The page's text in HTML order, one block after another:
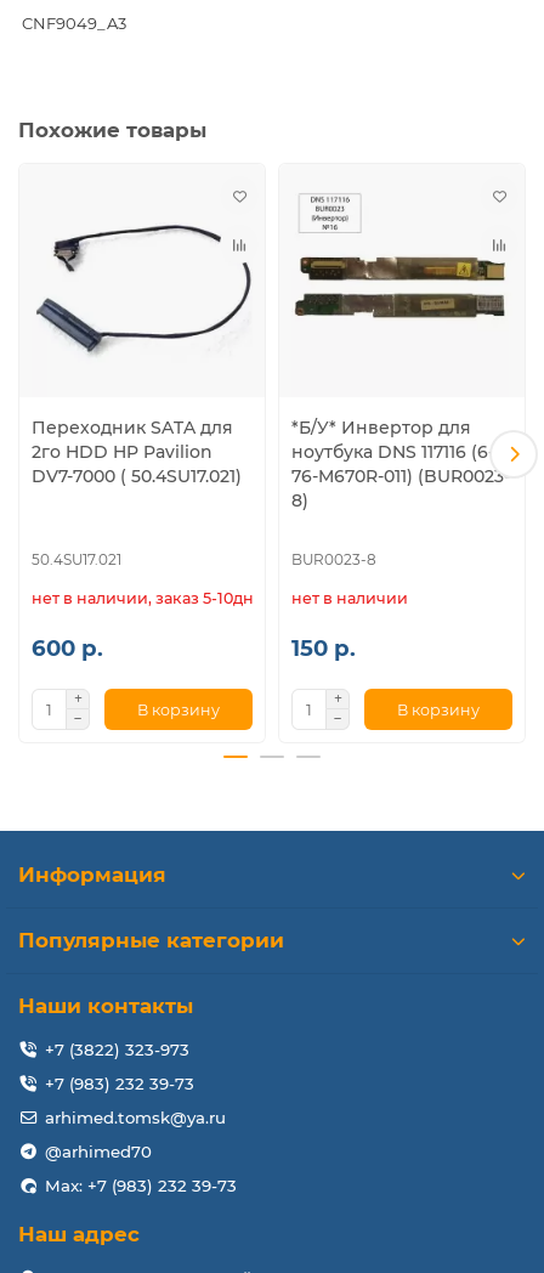
CNF9049_A3
Похожие товары
Переходник SATA для
2го HDD HP Pavilion
DV7-7000 ( 50.4SU17.021)
50.4SU17.021
нет в наличии, заказ 5-10дн.
600 р.
В корзину
*Б/У* Инвертор для
ноутбука DNS 117116 (6-
76-M670R-011) (BUR0023-
8)
BUR0023-8
нет в наличии
150 р.
В корзину
Информация
Популярные категории
Наши контакты
+7 (3822) 323-973
+7 (983) 232 39-73
arhimed.tomsk@ya.ru
@arhimed70
Max: +7 (983) 232 39-73
Наш адрес